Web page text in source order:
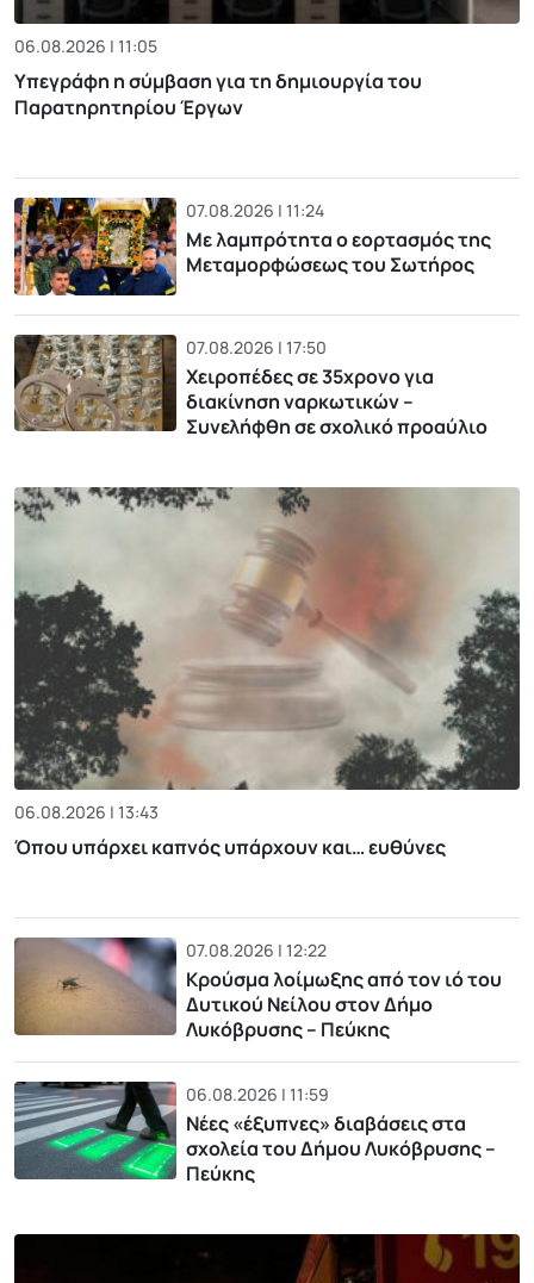
06.08.2026 | 11:05
Υπεγράφη η σύμβαση για τη δημιουργία του
Παρατηρητηρίου Έργων
07.08.2026 | 11:24
Με λαμπρότητα ο εορτασμός της
Μεταμορφώσεως του Σωτήρος
07.08.2026 | 17:50
Χειροπέδες σε 35χρονο για
διακίνηση ναρκωτικών –
Συνελήφθη σε σχολικό προαύλιο
06.08.2026 | 13:43
Όπου υπάρχει καπνός υπάρχουν και… ευθύνες
07.08.2026 | 12:22
Κρούσμα λοίμωξης από τον ιό του
Δυτικού Νείλου στον Δήμο
Λυκόβρυσης – Πεύκης
06.08.2026 | 11:59
Νέες «έξυπνες» διαβάσεις στα
σχολεία του Δήμου Λυκόβρυσης –
Πεύκης